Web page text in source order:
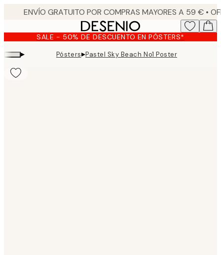
content.SALE - 50% DE DESCUENTO EN PÓSTERS*
▸ Pósters▸Pastel Sky Beach No1 Poster